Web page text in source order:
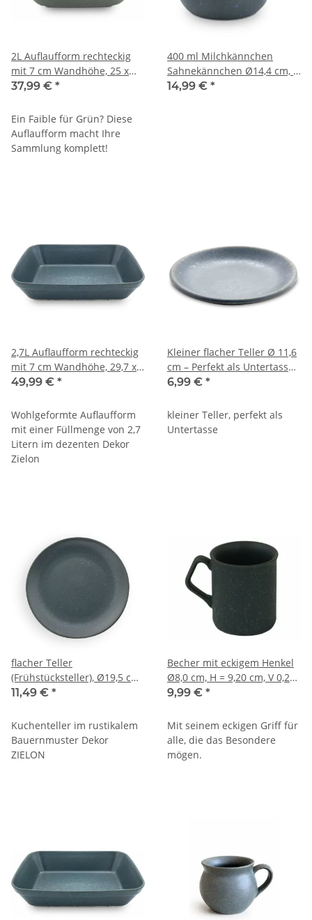
2L Auflaufform rechteckig
mit 7 cm Wandhöhe, 25 x
20,8 cm, Dekor ZIELON
37,99 € *
Ein Faible für Grün? Diese
Auflaufform macht Ihre
Sammlung komplett!
400 ml Milchkännchen
Sahnekännchen Ø14,4 cm, H
8,0 cm – klassisch kompakt,
14,99 € *
2,7L Auflaufform rechteckig
mit 7 cm Wandhöhe, 29,7 x
23,2 cm, Dekor ZIELON
49,99 € *
Wohlgeformte Auflaufform
mit einer Füllmenge von 2,7
Litern im dezenten Dekor
Zielon
Kleiner flacher Teller Ø 11,6
cm – Perfekt als Untertasse,
Teebeutelablage &
6,99 € *
kleiner Teller, perfekt als
Untertasse
flacher Teller
(Frühstücksteller), Ø19,5 cm,
H=2,4 cm, Dekor ZIELON
11,49 € *
Kuchenteller im rustikalem
Bauernmuster Dekor
ZIELON
Becher mit eckigem Henkel
Ø8,0 cm, H = 9,20 cm, V 0,25
Liter, Dekor ZIELON
9,99 € *
Mit seinem eckigen Griff für
alle, die das Besondere
mögen.